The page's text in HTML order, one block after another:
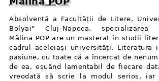
Absolventă a Facultății de Litere,
Bolyai" Cluj⁠-⁠Napoca, specializarea
Mălina POP are un masterat în studii
cadrul aceleiași universități. Literatura
pasiune, cu toate că a încercat de
de ea, eșuând lamentabil de fiecare
vreodată să scrie la modul serios, iar